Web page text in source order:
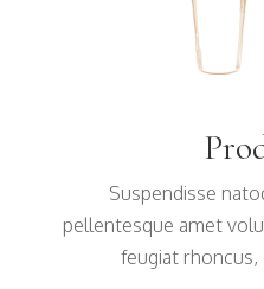
Suspendisse
pellentesque amet
feugiat